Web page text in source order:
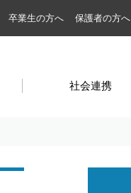
社会連携
卒業生の方へ 保護者の方へ